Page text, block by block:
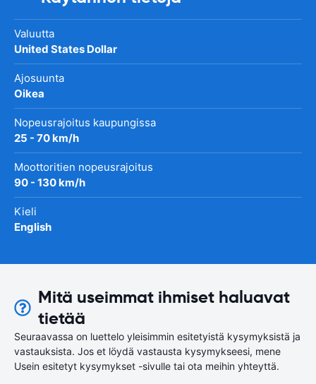
Valuutta
United States Dollar
Ajosuunta
Oikea
Nopeusrajoitus kaupungissa
25 - 70 km/h
Moottoritien nopeusrajoitus
90 - 130 km/h
Kieli
English
Mitä useimmat ihmiset haluavat
tietää
Seuraavassa on luettelo yleisimmin esitetyistä kysymyksistä ja
vastauksista. Jos et löydä vastausta kysymykseesi, mene
Usein esitetyt kysymykset -sivulle tai ota meihin yhteyttä.